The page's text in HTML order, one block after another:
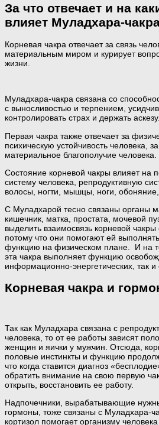
За что отвечает и на
влияет Муладхара-
Корневая чакра отвечает за связь
материальным миром и курирует
жизни.
Муладхара-чакра связана со
с выносливостью и терпением,
контролировать страх и держать аскезу.
Первая чакра также отвечает за
психическую устойчивость человека,
материальное благополучие человека.
Состояние корневой чакры влияет на
систему человека, репродуктивную
волосы, ногти, мышцы, ноги, обоняние,
С Муладхарой тесно связаны органы
кишечник, матка, простата, мочевой
выделить взаимосвязь корневой
потому что они помогают ей
функцию на физическом плане. И на
эта чакра выполняет функцию
информационно-энергетических, так
Корневая чакра и
Так как Муладхара связана с
человека, то от ее работы зависят
женщин и яички у мужчин. Отсюда,
половые инстинкты и функцию
что когда ставится диагноз
обратить внимание на свою первую
открыть, восстановить ее работу.
Надпочечники, вырабатывающие
гормоны, тоже связаны с Муладхара-
кортизол помогает организму